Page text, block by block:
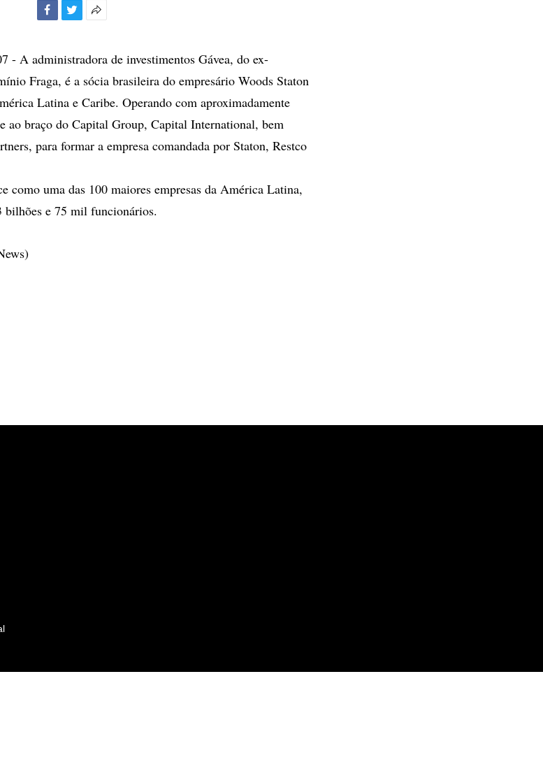
compartilhamento
- A administradora de investimentos Gávea, do ex-
Fraga, é a sócia brasileira do empresário Woods Staton
Latina e Caribe. Operando com aproximadamente
ao braço do Capital Group, Capital International, bem
para formar a empresa comandada por Staton, Restco
como uma das 100 maiores empresas da América Latina,
bilhões e 75 mil funcionários.